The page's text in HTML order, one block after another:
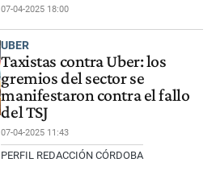
07-04-2025 18:00
UBER
Taxistas contra Uber: los
gremios del sector se
manifestaron contra el fallo
del TSJ
07-04-2025 11:43
PERFIL REDACCIÓN CÓRDOBA